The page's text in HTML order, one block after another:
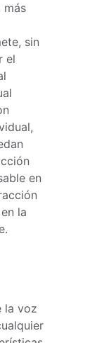
más
sin
el
en
la
la voz